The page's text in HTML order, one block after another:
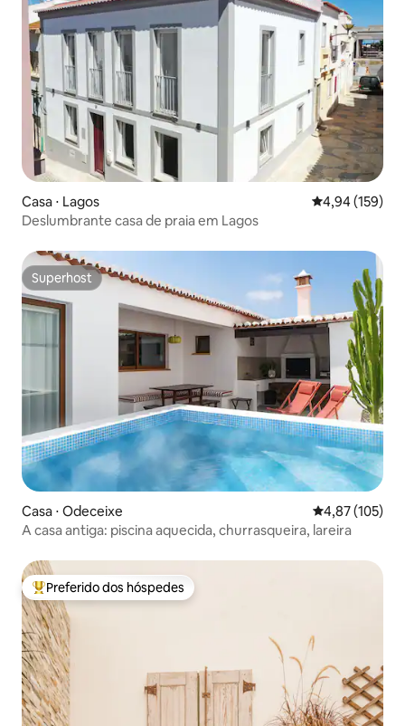
Casa ⋅ Lagos 4,94 de uma
4,94 (159)
Deslumbrante casa de praia em Lagos
Superhost
Superhost
Casa ⋅ Odeceixe 4,87 de uma
4,87 (105)
A casa antiga: piscina aquecida, churrasqueira, lareira
Entre os melhores preferidos dos hóspedes
Preferido dos hóspedes